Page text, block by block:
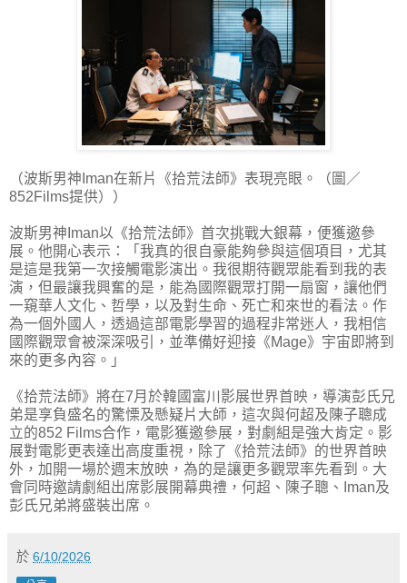
（波斯男神Iman在新片《拾荒法師》表現亮眼。（圖／
852Films提供））
波斯男神Iman以《拾荒法師》首次挑戰大銀幕，便獲邀參
展。他開心表示：「我真的很自豪能夠參與這個項目，尤其
是這是我第一次接觸電影演出。我很期待觀眾能看到我的表
演，但最讓我興奮的是，能為國際觀眾打開一扇窗，讓他們
一窺華人文化、哲學，以及對生命、死亡和來世的看法。作
為一個外國人，透過這部電影學習的過程非常迷人，我相信
國際觀眾會被深深吸引，並準備好迎接《Mage》宇宙即將到
來的更多內容。」
《拾荒法師》將在7月於韓國富川影展世界首映，導演彭氏兄
弟是享負盛名的驚慄及懸疑片大師，這次與何超及陳子聰成
立的852 Films合作，電影獲邀參展，對劇組是強大肯定。影
展對電影更表達出高度重視，除了《拾荒法師》的世界首映
外，加開一場於週末放映，為的是讓更多觀眾率先看到。大
會同時邀請劇組出席影展開幕典禮，何超、陳子聰、Iman及
彭氏兄弟將盛裝出席。
於 6/10/2026